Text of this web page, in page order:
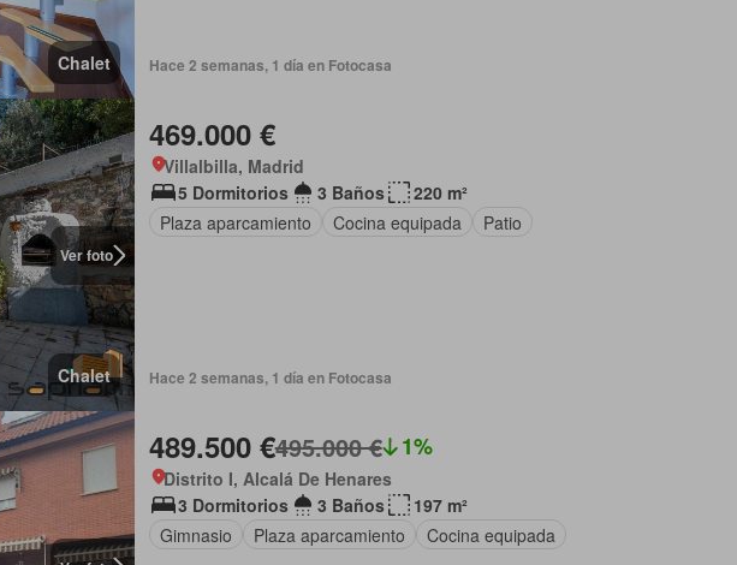
Chalet Hace 2 semanas, 1 día en Fotocasa
Ver foto
Chalet
469.000 €
Villalbilla, Madrid
5 Dormitorios
3 Baños
220 m²
Plaza aparcamiento
Cocina equipada Patio
Hace 2 semanas, 1 día en Fotocasa
489.500 €495.000 € 1%
Distrito I, Alcalá De Henares
3 Dormitorios
3 Baños
197 m²
Gimnasio
Plaza aparcamiento Cocina equipada